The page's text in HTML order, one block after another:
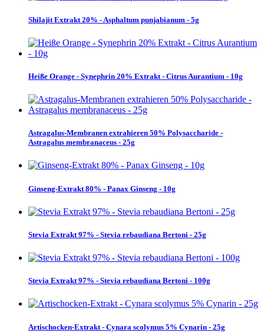
Shilajit Extrakt 20% - Asphaltum punjabianum - 5g
Heiße Orange - Synephrin 20% Extrakt - Citrus Aurantium - 10g
Astragalus-Membranen extrahieren 50% Polysaccharide -
Astragalus membranaceus - 25g
Ginseng-Extrakt 80% - Panax Ginseng - 10g
Stevia Extrakt 97% - Stevia rebaudiana Bertoni - 25g
Stevia Extrakt 97% - Stevia rebaudiana Bertoni - 100g
Artischocken-Extrakt - Cynara scolymus 5% Cynarin - 25g